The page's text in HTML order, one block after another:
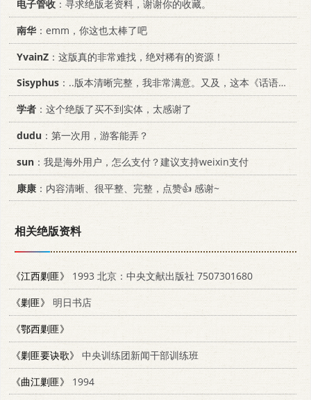
电子管收 ：寻求绝版老资料，谢谢你的收藏。
南华：emm，你这也太棒了吧
YvainZ ：这版真的非常难找，绝对稀有的资源！
Sisyphus ：..版本清晰完整，我非常满意。又及，这本《话语的真相》...
学者 ：这个绝版了买不到实体，太感谢了
dudu ：第一次用，游客能弄？
sun ：我是海外用户，怎么支付？建议支持weixin支付
康康 ：内容清晰、很平整、完整，点赞👍 感谢~
相关绝版资料
《江西剿匪》
1993 北京：中央文献出版社 7507301680
《剿匪》
明日书店
《鄂西剿匪》
《剿匪要诀歌》
中央训练团新闻干部训练班
《曲江剿匪》
1994